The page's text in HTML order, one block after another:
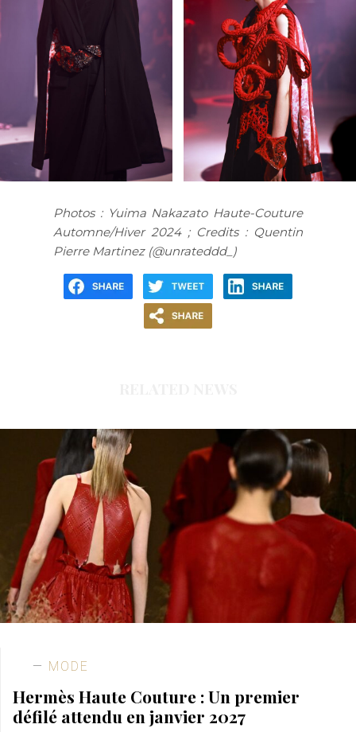
Photos : Yuima Nakazato Haute-Couture
Automne/Hiver 2024 ; Credits : Quentin
Pierre Martinez (@unrateddd_)
MODE
Hermès Haute Couture : Un premier
défilé attendu en janvier 2027